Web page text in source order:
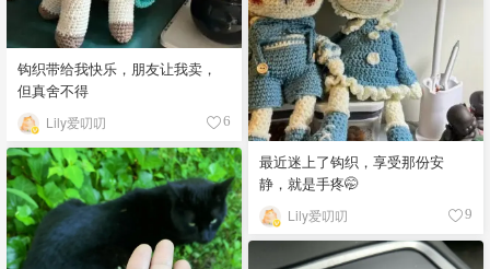
钩织带给我快乐，朋友让我卖，
但真舍不得
Lily爱叨叨 6
最近迷上了钩织，享受那份安
静，就是手疼🤭
Lily爱叨叨 9